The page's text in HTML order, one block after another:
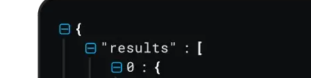
立即关注 Decodo德口多微信公众号，获取最新产